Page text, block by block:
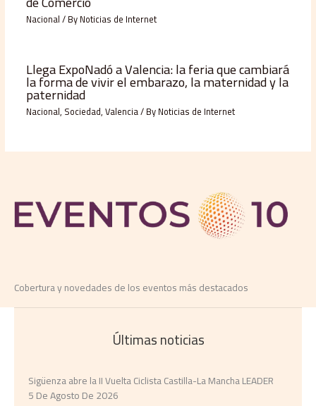
Nacional/ ByNoticias de Internet
Llega ExpoNadó a Valencia: la feria que cambiará
la forma de vivir el embarazo, la maternidad y la
paternidad
Nacional, Sociedad,Valencia/ ByNoticias de Internet
Cobertura y novedades de los eventos más destacados
Últimas noticias
Sigüenza abre la II Vuelta Ciclista Castilla-La Mancha LEADER
5 De Agosto De 2026